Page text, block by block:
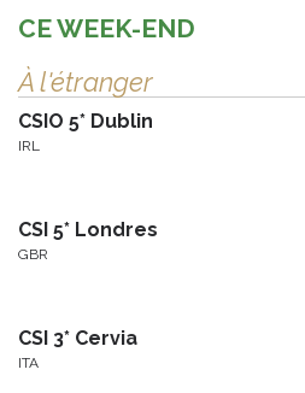
CE WEEK-END
À l'étranger
CSIO 5* Dublin
IRL
CSI 5* Londres
GBR
CSI 3* Cervia
ITA